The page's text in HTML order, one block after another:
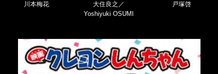
川本梅花
大住良之／
Yoshiyuki OSUMI
戸塚啓